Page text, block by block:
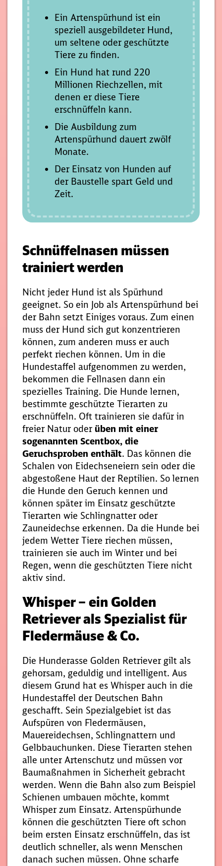
Ein Artenspürhund ist ein
speziell ausgebildeter Hund,
um seltene oder geschützte
Tiere zu finden.
Ein Hund hat rund 220
Millionen Riechzellen, mit
denen er diese Tiere
erschnüffeln kann.
Die Ausbildung zum
Artenspürhund dauert zwölf
Monate.
Der Einsatz von Hunden auf
der Baustelle spart Geld und
Zeit.
Schnüffelnasen müssen
trainiert werden
Nicht jeder Hund ist als Spürhund
geeignet. So ein Job als Artenspürhund bei
der Bahn setzt Einiges voraus. Zum einen
muss der Hund sich gut konzentrieren
können, zum anderen muss er auch
perfekt riechen können. Um in die
Hundestaffel aufgenommen zu werden,
bekommen die Fellnasen dann ein
spezielles Training. Die Hunde lernen,
bestimmte geschützte Tierarten zu
erschnüffeln. Oft trainieren sie dafür in
freier Natur oder üben mit einer
sogenannten Scentbox, die
Geruchsproben enthält. Das können die
Schalen von Eidechseneiern sein oder die
abgestoßene Haut der Reptilien. So lernen
die Hunde den Geruch kennen und
können später im Einsatz geschützte
Tierarten wie Schlingnatter oder
Zauneidechse erkennen. Da die Hunde bei
jedem Wetter Tiere riechen müssen,
trainieren sie auch im Winter und bei
Regen, wenn die geschützten Tiere nicht
aktiv sind.
Whisper – ein Golden
Retriever als Spezialist für
Fledermäuse & Co.
Die Hunderasse Golden Retriever gilt als
gehorsam, geduldig und intelligent. Aus
diesem Grund hat es Whisper auch in die
Hundestaffel der Deutschen Bahn
geschafft. Sein Spezialgebiet ist das
Aufspüren von Fledermäusen,
Mauereidechsen, Schlingnattern und
Gelbbauchunken. Diese Tierarten stehen
alle unter Artenschutz und müssen vor
Baumaßnahmen in Sicherheit gebracht
werden. Wenn die Bahn also zum Beispiel
Schienen umbauen möchte, kommt
Whisper zum Einsatz. Artenspürhunde
können die geschützten Tiere oft schon
beim ersten Einsatz erschnüffeln, das ist
deutlich schneller, als wenn Menschen
danach suchen müssen. Ohne scharfe